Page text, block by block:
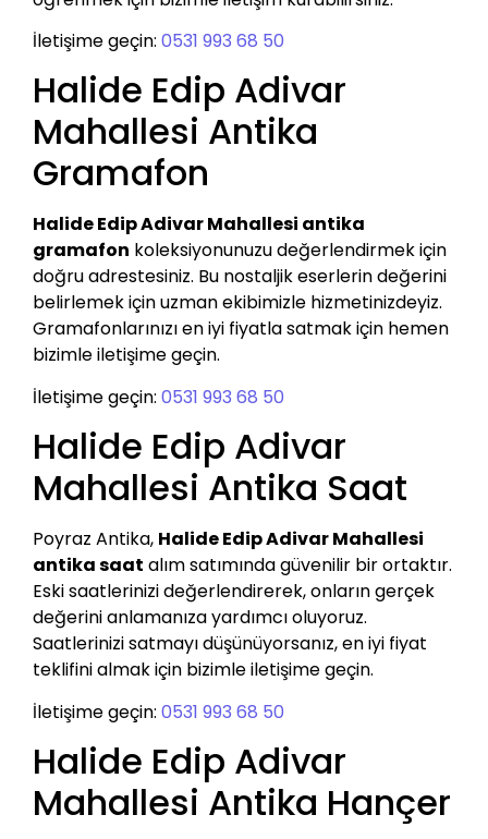
İletişime geçin: 0531 993 68 50
Halide Edip Adivar
Mahallesi Antika
Gramafon
Halide Edip Adivar Mahallesi antika
gramafon koleksiyonunuzu değerlendirmek için
doğru adrestesiniz. Bu nostaljik eserlerin değerini
belirlemek için uzman ekibimizle hizmetinizdeyiz.
Gramafonlarınızı en iyi fiyatla satmak için hemen
bizimle iletişime geçin.
İletişime geçin: 0531 993 68 50
Halide Edip Adivar
Mahallesi Antika Saat
Poyraz Antika, Halide Edip Adivar Mahallesi
antika saat alım satımında güvenilir bir ortaktır.
Eski saatlerinizi değerlendirerek, onların gerçek
değerini anlamanıza yardımcı oluyoruz.
Saatlerinizi satmayı düşünüyorsanız, en iyi fiyat
teklifini almak için bizimle iletişime geçin.
İletişime geçin: 0531 993 68 50
Halide Edip Adivar
Mahallesi Antika Hançer